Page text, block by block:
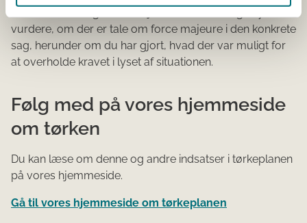
vurdere, om der er tale om force majeure i den konkrete
sag, herunder om du har gjort, hvad der var muligt for
at overholde kravet i lyset af situationen.
Følg med på vores hjemmeside
om tørken
Du kan læse om denne og andre indsatser i tørkeplanen
på vores hjemmeside.
Gå til vores hjemmeside om tørkeplanen